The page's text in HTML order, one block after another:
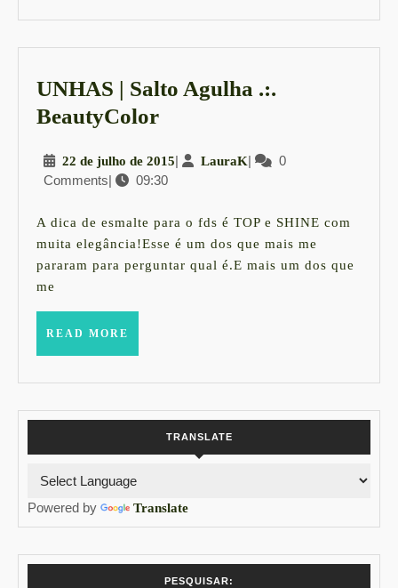
UNHAS | Salto Agulha .:.
BeautyColorUNHAS
Salto
.:.
BeautyColor
22 de julho de 201522
de
2015
| LauraKLauraK
|
0
Comments| 09:30
A dica de esmalte para o fds é TOP e SHINE com
muita elegância!Esse é um dos que mais me
pararam para perguntar qual é.E mais um dos que
me
READ MORE
TRANSLATE
Powered by Translate
PESQUISAR: